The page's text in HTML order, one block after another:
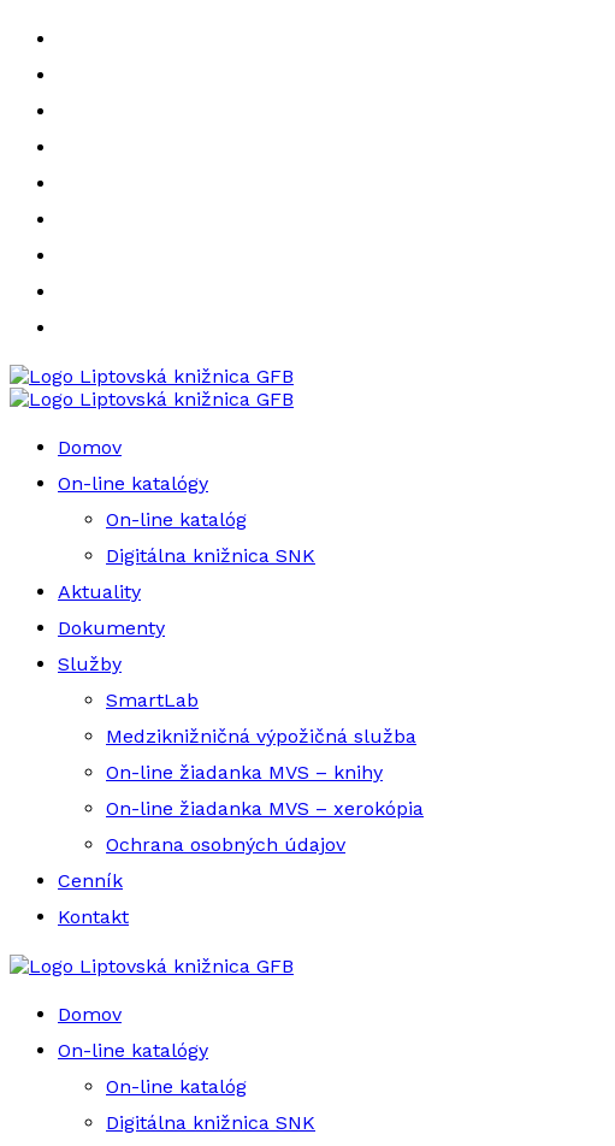
Liptovská knižnica GFB
Liptovská knižnica GFB
Domov
On-line katalógy
On-line katalóg
Digitálna knižnica SNK
Aktuality
Dokumenty
Služby
SmartLab
Medziknižničná výpožičná služba
On-line žiadanka MVS – knihy
On-line žiadanka MVS – xerokópia
Ochrana osobných údajov
Cenník
Kontakt
Liptovská knižnica GFB
Domov
On-line katalógy
On-line katalóg
Digitálna knižnica SNK